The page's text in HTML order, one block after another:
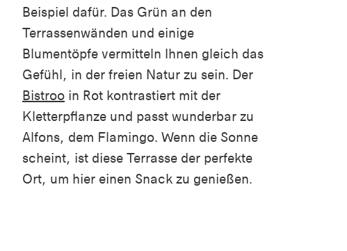
Beispiel dafür. Das Grün an den
Terrassenwänden und einige
Blumentöpfe vermitteln Ihnen gleich das
Gefühl, in der freien Natur zu sein. Der
Bistroo in Rot kontrastiert mit der
Kletterpflanze und passt wunderbar zu
Alfons, dem Flamingo. Wenn die Sonne
scheint, ist diese Terrasse der perfekte
Ort, um hier einen Snack zu genießen.